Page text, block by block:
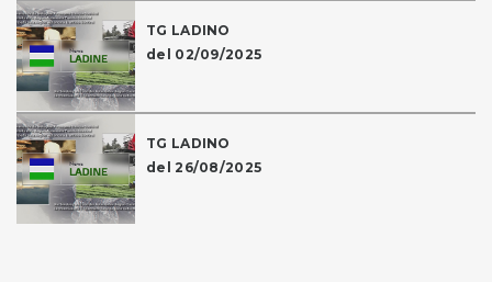
TG LADINO
del 02/09/2025
TG LADINO
del 26/08/2025